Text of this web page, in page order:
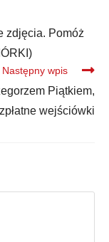
zdjęcia. Pomóż
Następny wpis
Piątkiem,
wejściówki